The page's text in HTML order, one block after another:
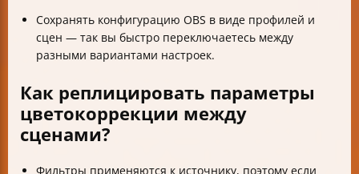
Сохранять конфигурацию OBS в виде профилей и
сцен — так вы быстро переключаетесь между
разными вариантами настроек.
Как реплицировать параметры
цветокоррекции между
сценами?
Фильтры применяются к источнику, поэтому если